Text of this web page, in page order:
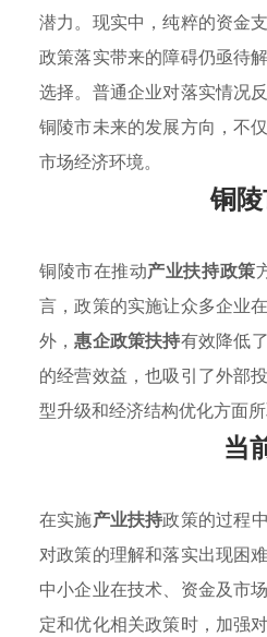
潜力。现实中，纯粹的资金
政策落实带来的障碍仍亟待
选择。普通企业对落实情况
铜陵市未来的发展方向，不
市场经济环境。
铜
铜陵市在推动产业扶持政策
言，政策的实施让众多企业
外，惠企政策扶持有效降低
的经营效益，也吸引了外部
型升级和经济结构优化方面所
当
在实施产业扶持政策的过程
对政策的理解和落实出现困
中小企业在技术、资金及市
定和优化相关政策时，加强